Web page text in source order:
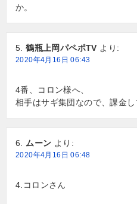
か。
鶴瓶上岡パペポTV より:
2020年4月16日 06:43
4番、コロン様へ、
相手はサギ集団なので、課金し
ムーン より:
2020年4月16日 06:48
4.コロンさん